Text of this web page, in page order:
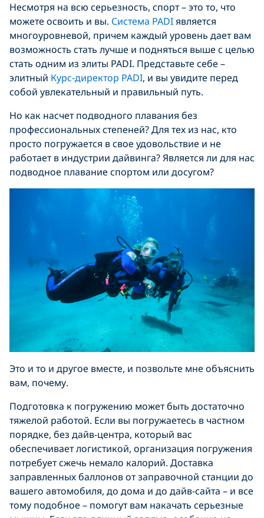
Несмотря на всю серьезность, спорт – это то, что
можете освоить и вы. Система PADIявляется
многоуровневой, причем каждый уровень дает вам
возможность стать лучше и подняться выше с целью
стать одним из элиты PADI. Представьте себе –
элитный Курс-директор PADI, и вы увидите перед
собой увлекательный и правильный путь.
Но как насчет подводного плавания без
профессиональных степеней? Для тех из нас, кто
просто погружается в свое удовольствие и не
работает в индустрии дайвинга? Является ли для нас
подводное плавание спортом или досугом?
Это и то и другое вместе, и позвольте мне объяснить
вам, почему.
Подготовка к погружению может быть достаточно
тяжелой работой. Если вы погружаетесь в частном
порядке, без дайв-центра, который вас
обеспечивает логистикой, организация погружения
потребует сжечь немало калорий. Доставка
заправленных баллонов от заправочной станции до
вашего автомобиля, до дома и до дайв-сайта – и все
тому подобное – помогут вам накачать серьезные